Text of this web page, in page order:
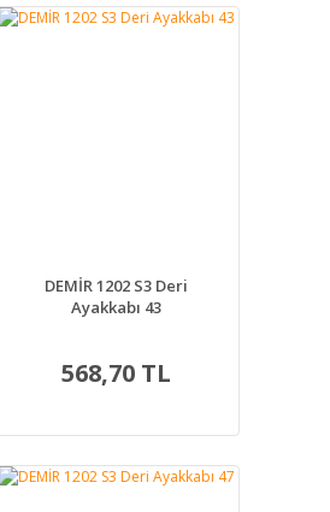
DEMİR 1202 S3 Deri
Ayakkabı 43
568,70 TL